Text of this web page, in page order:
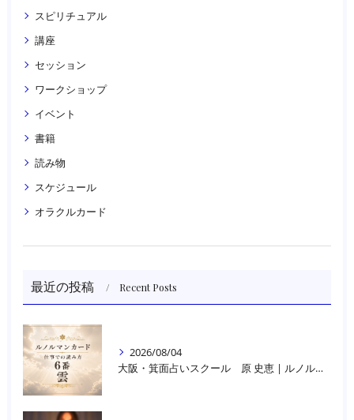
スピリチュアル
講座
セッション
ワークショップ
イベント
書籍
読み物
スケジュール
オラクルカード
最近の投稿 Recent Posts
2026/08/04
大阪・箕面占いスクール 原 史恵 | ルノルマンカード読み方のコツ「雲」 仕事をテーマに占った場合